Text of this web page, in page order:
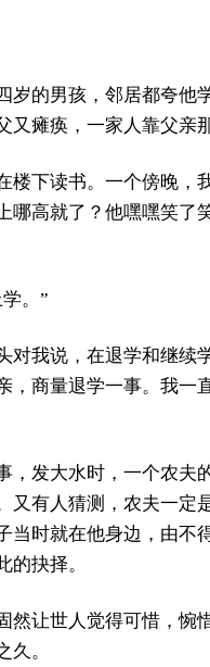
岁的男孩，邻居都夸
又瘫痪，一家人靠父亲
楼下读书。一个傍晚，
哪高就了？他嘿嘿笑
。”
对我说，在退学和继续
，商量退学一事。我
，发大水时，一个农
又有人猜测，农夫一
当时就在他身边，由
的抉择。
然让世人觉得可惜，
久。